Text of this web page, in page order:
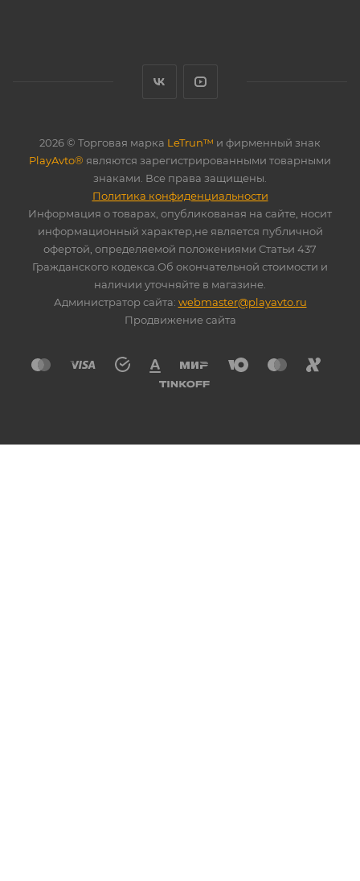
2026 © Торговая марка LeTrun™ и фирменный знак
PlayAvto® являются зарегистрированными товарными
знаками. Все права защищены.
Политика конфиденциальности
Информация о товарах, опубликованая на сайте, носит
информационный характер,не является публичной
офертой, определяемой положениями Статьи 437
Гражданского кодекса.Об окончательной стоимости и
наличии уточняйте в магазине.
Администратор сайта: webmaster@playavto.ru
Продвижение сайта